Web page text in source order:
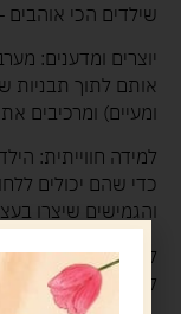
שילדים הכי אוהבים
יוצרים ומדענים:
אותם לתוך תבניות
ומעיים) ומרכיבים
למידה חווייתית:
כדי שהם יכולים
והגמישים שיצרו
לבד או יחד: מושלם
קבוצתית משותפת